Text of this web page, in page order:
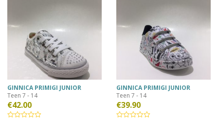
GINNICA PRIMIGI JUNIOR
Teen 7 - 14
€42.00
GINNICA PRIMIGI JUNIOR
Teen 7 - 14
€39.90